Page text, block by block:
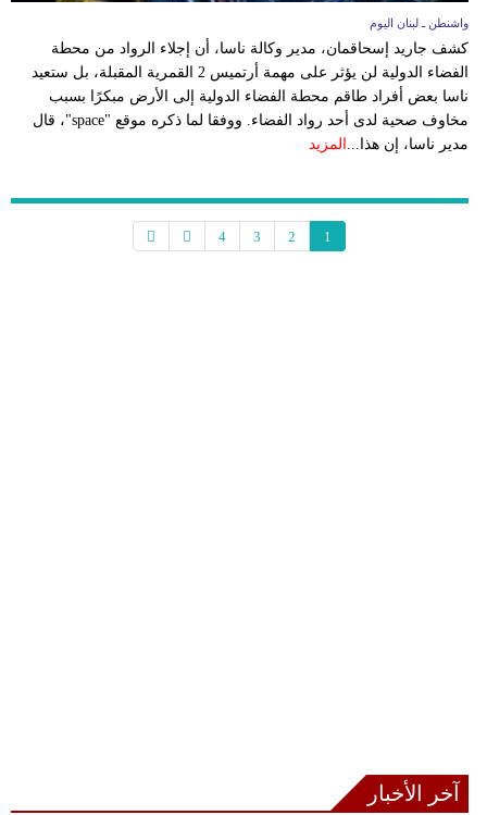
واشنطن ـ لبنان اليوم
كشف جاريد إسحاقمان، مدير وكالة ناسا، أن إجلاء الرواد من محطة
الفضاء الدولية لن يؤثر على مهمة أرتميس 2 القمرية المقبلة، بل ستعيد
ناسا بعض أفراد طاقم محطة الفضاء الدولية إلى الأرض مبكرًا بسبب
مخاوف صحية لدى أحد رواد الفضاء. ووفقا لما ذكره موقع "space"، قال
مدير ناسا، إن هذا... المزيد
1
2
3
4
آخر الأخبار